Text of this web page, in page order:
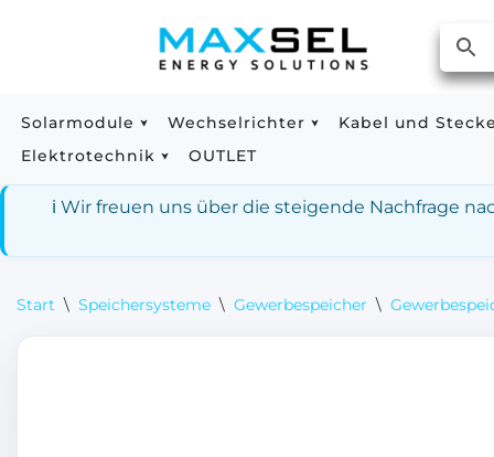
springen
Solarmodule Wechselrichter Kabel und
Elektrotechnik
OUTLET
ℹ️ Wir freuen uns über die steigende Nachfrage
Start \ Speichersysteme \ Gewerbespeicher \